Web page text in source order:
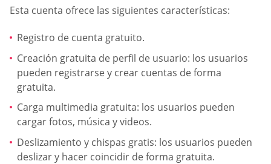
Esta cuenta ofrece las siguientes características:
Registro de cuenta gratuito.
Creación gratuita de perfil de usuario: los usuarios
pueden registrarse y crear cuentas de forma
gratuita.
Carga multimedia gratuita: los usuarios pueden
cargar fotos, música y videos.
Deslizamiento y chispas gratis: los usuarios pueden
deslizar y hacer coincidir de forma gratuita.